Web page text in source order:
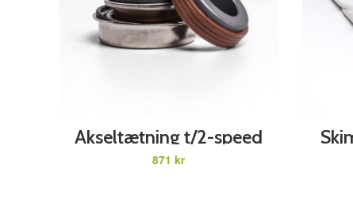
Akseltætning t/2-speed
pumpe Comfortana Pro.
kr